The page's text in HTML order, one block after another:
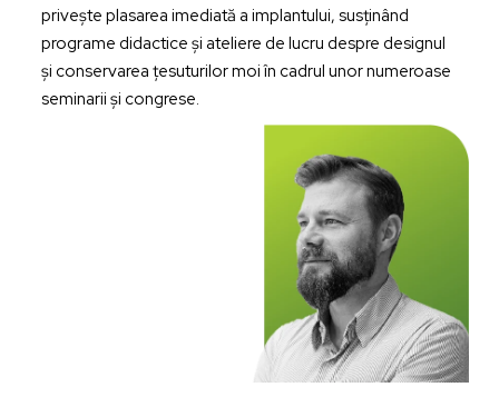
privește plasarea imediată a implantului, susținând
programe didactice și ateliere de lucru despre designul
și conservarea țesuturilor moi în cadrul unor numeroase
seminarii și congrese.